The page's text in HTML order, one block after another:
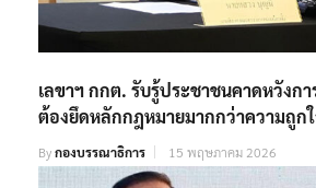
เลขาฯ กกต. รับรู้ประชาชนคาดหวังก
ต้องยึดหลักกฎหมายมากกว่าความถูก
Byกองบรรณาธิการ 15 พฤษภาคม 2026